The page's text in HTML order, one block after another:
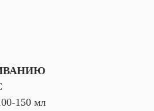
150 мл